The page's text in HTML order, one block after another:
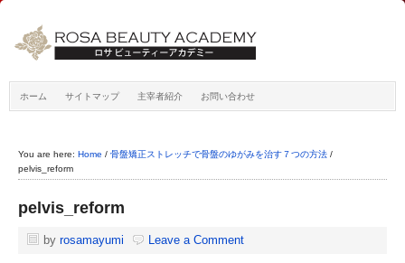
ホーム サイトマップ 主宰者紹介 お問い合わせ
You are here: Home / 骨盤矯正ストレッチで骨盤のゆがみを治す７つの方法 /
pelvis_reform
pelvis_reform
by rosamayumi Leave a Comment